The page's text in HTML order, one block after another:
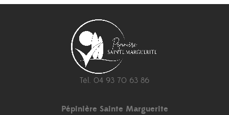
Tél. 04 93 70 63 86
Pépinière Sainte Marguerite